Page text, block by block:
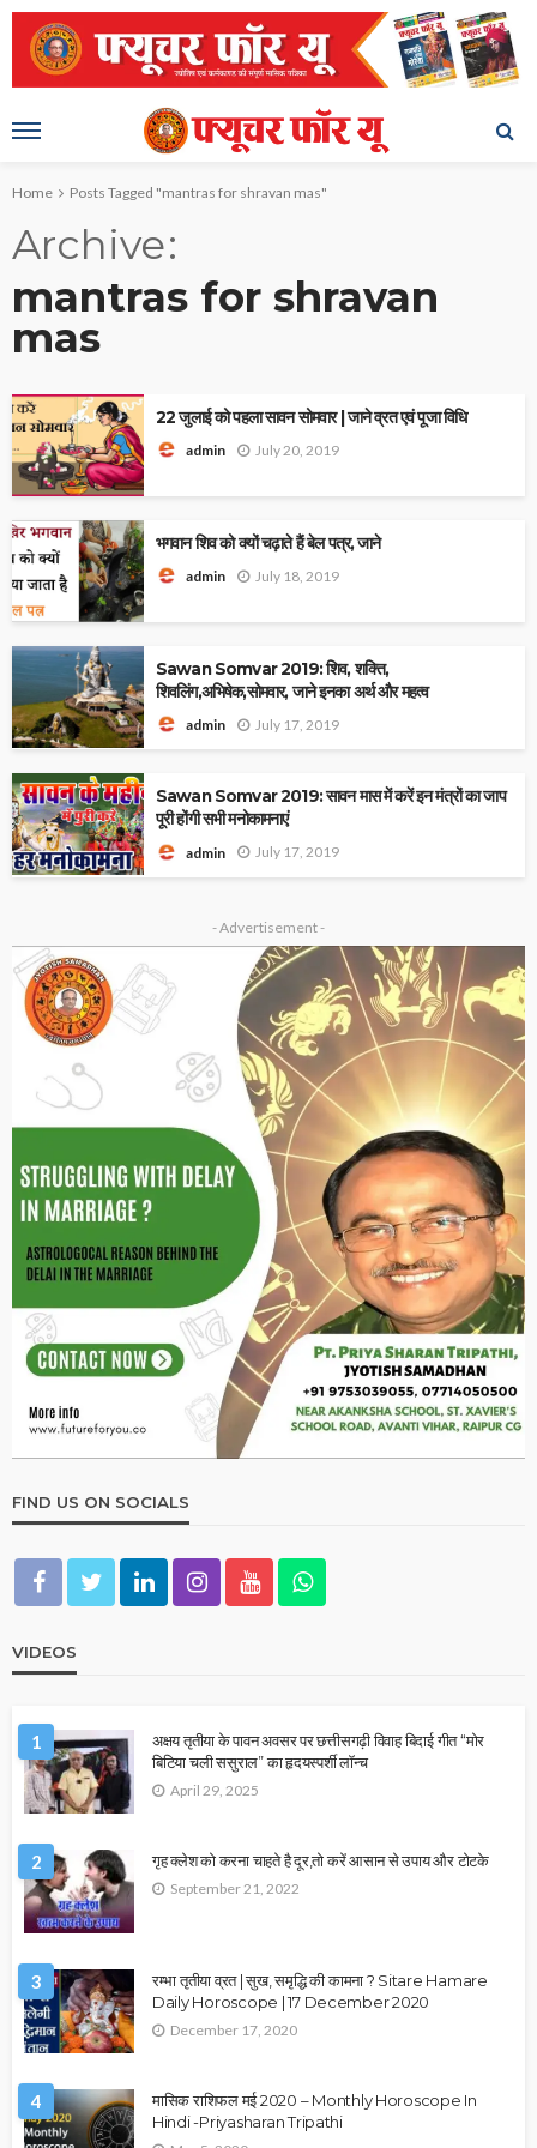
Home Posts Tagged "mantras for shravan mas"
Archive
mantras for shravan
mas
22 जुलाई को पहला सावन सोमवार | जाने व्रत एवं पूजा विधि
admin July 20, 2019
भगवान शिव को क्यों चढ़ाते हैं बेल पत्र, जाने
admin July 18, 2019
Sawan Somvar 2019: शिव, शक्ति,
शिवलिंग,अभिषेक,सोमवार, जाने इनका अर्थ और महत्व
admin July 17, 2019
Sawan Somvar 2019: सावन मास में करें इन मंत्रों का जाप
पूरी होंगी सभी मनोकामनाएं
admin July 17, 2019
- Advertisement -
FIND US ON SOCIALS
VIDEOS
1
अक्षय तृतीया के पावन अवसर पर छत्तीसगढ़ी विवाह बिदाई गीत “मोर
बिटिया चली ससुराल” का हृदयस्पर्शी लॉन्च
April 29, 2025
2 गृह क्लेश को करना चाहते है दूर,तो करें आसान से उपाय और टोटके
September 21, 2022
3
रम्भा तृतीया व्रत | सुख, समृद्धि की कामना ? Sitare Hamare
Daily Horoscope | 17 December 2020
December 17, 2020
4
मासिक राशिफल मई 2020 – Monthly Horoscope In
Hindi -Priyasharan Tripathi